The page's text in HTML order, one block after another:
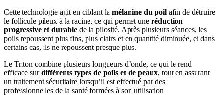
Cette technologie agit en ciblant la mélanine du poil afin de détruire
le follicule pileux à la racine, ce qui permet une réduction
progressive et durable de la pilosité. Après plusieurs séances, les
poils repoussent plus fins, plus clairs et en quantité diminuée, et dans
certains cas, ils ne repoussent presque plus.
Le Triton combine plusieurs longueurs d’onde, ce qui le rend
efficace surdifférents types de poils et de peaux, tout en assurant
un traitement sécuritaire lorsqu’il est effectué par des
professionnelles de la santé formées à son utilisation